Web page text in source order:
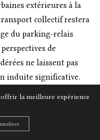
extérieures à la
collectif restera
du parking-relais
de
ne laissent pas
induite significative.
relais du Brézet ne
la meilleure expérience